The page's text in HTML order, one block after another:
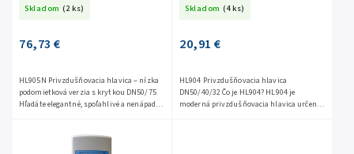
Skladom (2 ks)
76,73 €
HL905N Privzdušňovacia hlavica – nízka
podomietková verzia s krytkou DN50/75
Hľadáte elegantné, spoľahlivé a nenápadné
Skladom (4 ks)
20,91 €
HL904 Privzdušňovacia hlavica
DN50/40/32 Čo je HL904? HL904 je
moderná privzdušňovacia hlavica určená